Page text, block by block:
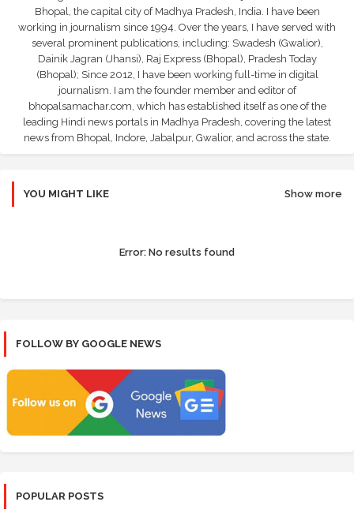
Bhopal, the capital city of Madhya Pradesh, India. I have been
working in journalism since 1994. Over the years, I have served with
several prominent publications, including: Swadesh (Gwalior),
Dainik Jagran (Jhansi), Raj Express (Bhopal), Pradesh Today
(Bhopal); Since 2012, I have been working full-time in digital
journalism. I am the founder member and editor of
bhopalsamachar.com, which has established itself as one of the
leading Hindi news portals in Madhya Pradesh, covering the latest
news from Bhopal, Indore, Jabalpur, Gwalior, and across the state.
YOU MIGHT LIKE Show more
Error: No results found
FOLLOW BY GOOGLE NEWS
POPULAR POSTS